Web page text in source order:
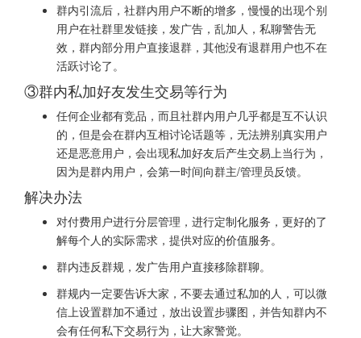
群内引流后，社群内用户不断的增多，慢慢的出现个别
用户在社群里发链接，发广告，乱加人，私聊警告无
效，群内部分用户直接退群，其他没有退群用户也不在
活跃讨论了。
③群内私加好友发生交易等行为
任何企业都有竞品，而且社群内用户几乎都是互不认识
的，但是会在群内互相讨论话题等，无法辨别真实用户
还是恶意用户，会出现私加好友后产生交易上当行为，
因为是群内用户，会第一时间向群主/管理员反馈。
解决办法
对付费用户进行分层管理，进行定制化服务，更好的了
解每个人的实际需求，提供对应的价值服务。
群内违反群规，发广告用户直接移除群聊。
群规内一定要告诉大家，不要去通过私加的人，可以微
信上设置群加不通过，放出设置步骤图，并告知群内不
会有任何私下交易行为，让大家警觉。